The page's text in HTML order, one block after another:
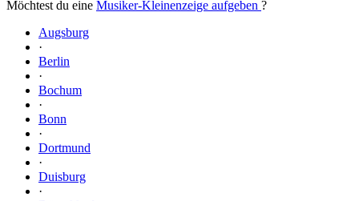
Möchtest du eine Musiker-Kleinenzeige aufgeben ?
Augsburg
·
Berlin
·
Bochum
·
Bonn
·
Dortmund
·
Duisburg
·